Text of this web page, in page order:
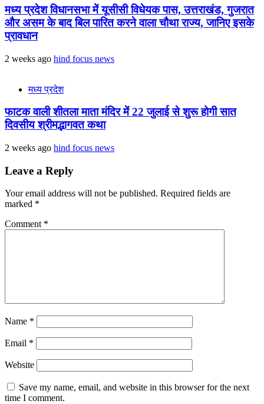
मध्य प्रदेश विधानसभा में यूसीसी विधेयक पास, उत्तराखंड, गुजरात
और असम के बाद बिल पारित करने वाला चौथा राज्य, जानिए इसके
प्रावधान
2 weeks ago hind focus news
मध्य प्रदेश
फाटक वाली शीतला माता मंदिर में 22 जुलाई से शुरू होगी सात
दिवसीय श्रीमद्भागवत कथा
2 weeks ago hind focus news
Leave a Reply
Your email address will not be published. Required fields are
marked *
Comment *
Name *
Email *
Website
Save my name, email, and website in this browser for the next
time I comment.